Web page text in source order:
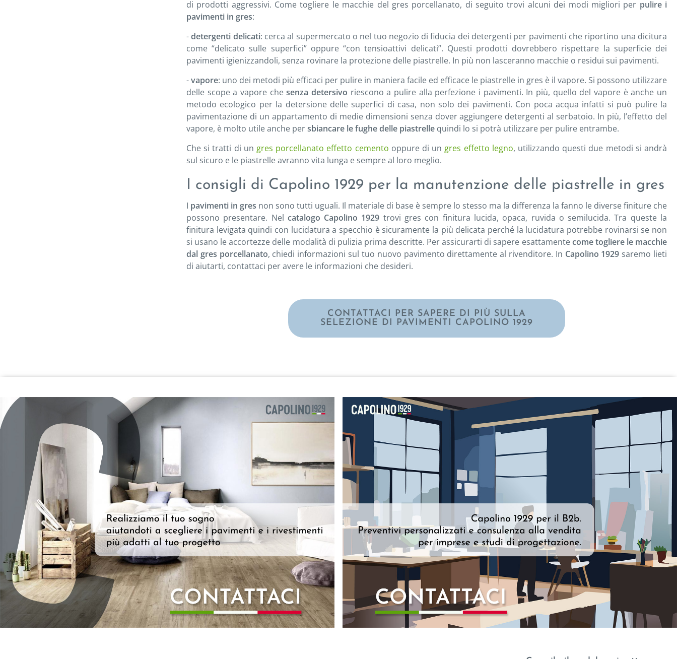
di prodotti aggressivi. Come togliere le macchie del gres porcellanato, di seguito trovi alcuni dei modi migliori per pulire i
pavimenti in gres:
-detergenti delicati: cerca al supermercato o nel tuo negozio di fiducia dei detergenti per pavimenti che riportino una dicitura
come “delicato sulle superfici” oppure “con tensioattivi delicati”. Questi prodotti dovrebbero rispettare la superficie dei
pavimenti igienizzandoli, senza rovinare la protezione delle piastrelle. In più non lasceranno macchie o residui sui pavimenti.
-vapore: uno dei metodi più efficaci per pulire in maniera facile ed efficace le piastrelle in gres è il vapore. Si possono utilizzare
delle scope a vapore chesenza detersivo riescono a pulire alla perfezione i pavimenti. In più, quello del vapore è anche un
metodo ecologico per la detersione delle superfici di casa, non solo dei pavimenti. Con poca acqua infatti si può pulire la
pavimentazione di un appartamento di medie dimensioni senza dover aggiungere detergenti al serbatoio. In più, l’effetto del
vapore, è molto utile anche persbiancare le fughe delle piastrelle quindi lo si potrà utilizzare per pulire entrambe.
Che si tratti di un gres porcellanato effetto cemento oppure di un gres effetto legno, utilizzando questi due metodi si andrà
sul sicuro e le piastrelle avranno vita lunga e sempre al loro meglio.
I consigli di Capolino 1929 per la manutenzione delle piastrelle in gres
I pavimenti in gres non sono tutti uguali. Il materiale di base è sempre lo stesso ma la differenza la fanno le diverse finiture che
possono presentare. Nel catalogo Capolino 1929 trovi gres con finitura lucida, opaca, ruvida o semilucida. Tra queste la
finitura levigata quindi con lucidatura a specchio è sicuramente la più delicata perché la lucidatura potrebbe rovinarsi se non
si usano le accortezze delle modalità di pulizia prima descritte. Per assicurarti di sapere esattamentecome togliere le macchie
dal gres porcellanato, chiedi informazioni sul tuo nuovo pavimento direttamente al rivenditore. In Capolino 1929 saremo lieti
di aiutarti, contattaci per avere le informazioni che desideri.
CONTATTACI PER SAPERE DI PIÙ SULLA
SELEZIONE DI PAVIMENTI CAPOLINO 1929